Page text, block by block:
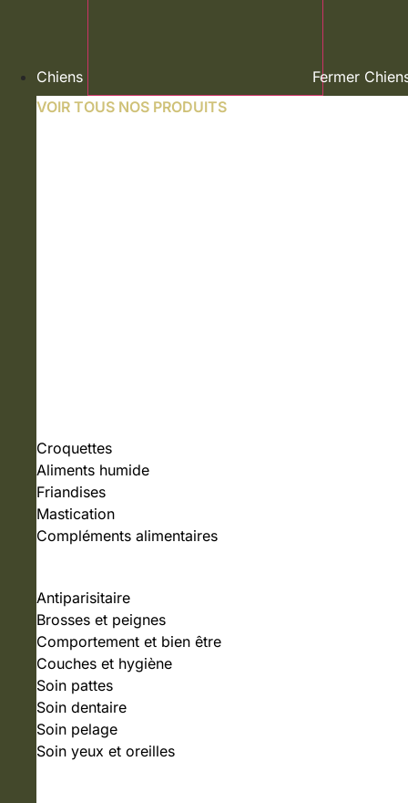
Chiens
Fermer
VOIR TOUS NOS PRODUITS
Croquettes
Aliments humide
Friandises
Mastication
Compléments alimentaires
Antiparisitaire
Brosses et peignes
Comportement et bien être
Couches et hygiène
Soin pattes
Soin dentaire
Soin pelage
Soin yeux et oreilles